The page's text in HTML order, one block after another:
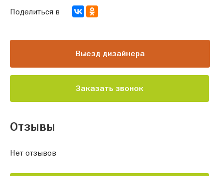
Выезд дизайнера
Заказать звонок
Поделиться в
Отзывы
Нет отзывов